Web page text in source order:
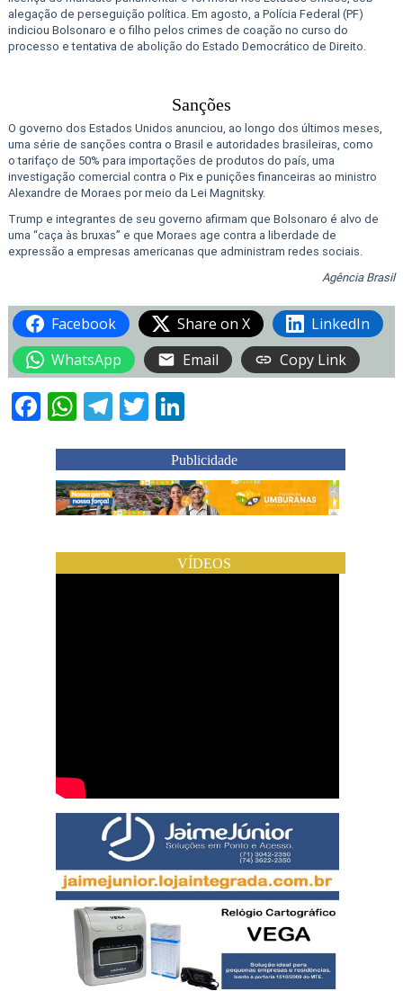
alegação de perseguição política. Em agosto, a Polícia Federal (PF)
indiciou Bolsonaro e o filho pelos crimes de coação no curso do
processo e tentativa de abolição do Estado Democrático de Direito.
Sanções
O governo dos Estados Unidos anunciou, ao longo dos últimos meses,
uma série de sanções contra o Brasil e autoridades brasileiras, como
o tarifaço de 50% para importações de produtos do país, uma
investigação comercial contra o Pix e punições financeiras ao ministro
Alexandre de Moraes por meio da Lei Magnitsky.
Trump e integrantes de seu governo afirmam que Bolsonaro é alvo de
uma “caça às bruxas” e que Moraes age contra a liberdade de
expressão a empresas americanas que administram redes sociais.
Agência Brasil
Facebook Share on X
LinkedIn
WhatsApp
Email Copy Link
Facebook
WhatsApp
Telegram
Twitter
LinkedIn
Publicidade
VÍDEOS